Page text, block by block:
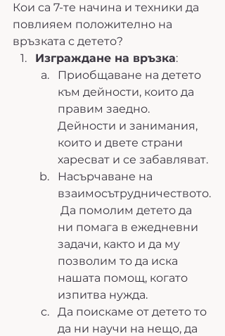
Кои са 7-те начина и техники да
повлияем положително на
връзката с детето?
Изграждане на връзка:
Приобщаване на детето
към дейности, които да
правим заедно.
Дейности и занимания,
които и двете страни
харесват и се забавляват.
Насърчаване на
взаимосътрудничеството.
Да помолим детето да
ни помага в ежедневни
задачи, както и да му
позволим то да иска
нашата помощ, когато
изпитва нужда.
Да поискаме от детето то
да ни научи на нещо, да